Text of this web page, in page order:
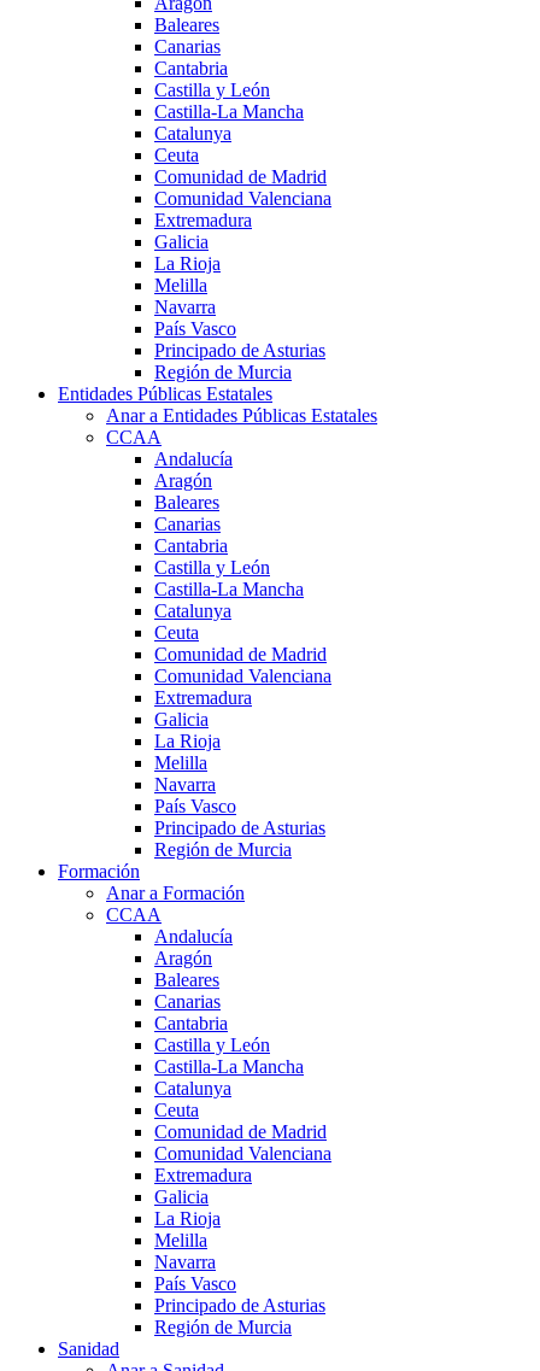
Baleares
Canarias
Cantabria
Castilla y León
Castilla-La Mancha
Catalunya
Ceuta
Comunidad de Madrid
Comunidad Valenciana
Extremadura
Galicia
La Rioja
Melilla
Navarra
País Vasco
Principado de Asturias
Región de Murcia
Entidades Públicas Estatales
Anar a Entidades Públicas Estatales
CCAA
Andalucía
Aragón
Baleares
Canarias
Cantabria
Castilla y León
Castilla-La Mancha
Catalunya
Ceuta
Comunidad de Madrid
Comunidad Valenciana
Extremadura
Galicia
La Rioja
Melilla
Navarra
País Vasco
Principado de Asturias
Región de Murcia
Formación
Anar a Formación
CCAA
Andalucía
Aragón
Baleares
Canarias
Cantabria
Castilla y León
Castilla-La Mancha
Catalunya
Ceuta
Comunidad de Madrid
Comunidad Valenciana
Extremadura
Galicia
La Rioja
Melilla
Navarra
País Vasco
Principado de Asturias
Región de Murcia
Sanidad